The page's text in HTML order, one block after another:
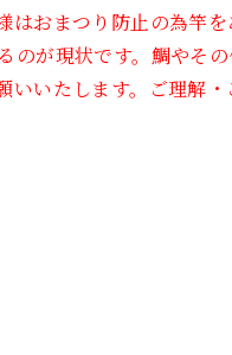
はおまつり防止の為竿
のが現状です。鯛やそ
いいたします。ご理解・